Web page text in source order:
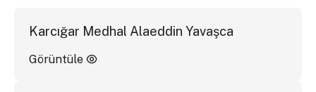
Karcığar Medhal Alaeddin Yavaşca
Görüntüle